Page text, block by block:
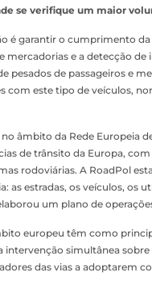
se verifique um maior
é garantir o cumprimento
mercadorias e a detecção
pesados de passageiros e
com este tipo de veículos,
âmbito da Rede Europeia
de trânsito da Europa,
rodoviárias. A RoadPol
as estradas, os veículos, os
um plano de
europeu têm como
intervenção simultânea
das vias a adoptarem